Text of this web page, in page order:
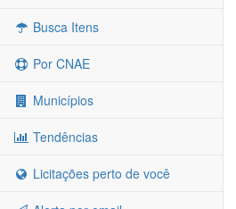
Busca Itens
Por CNAE
Municípios
Tendências
Licitações perto de você